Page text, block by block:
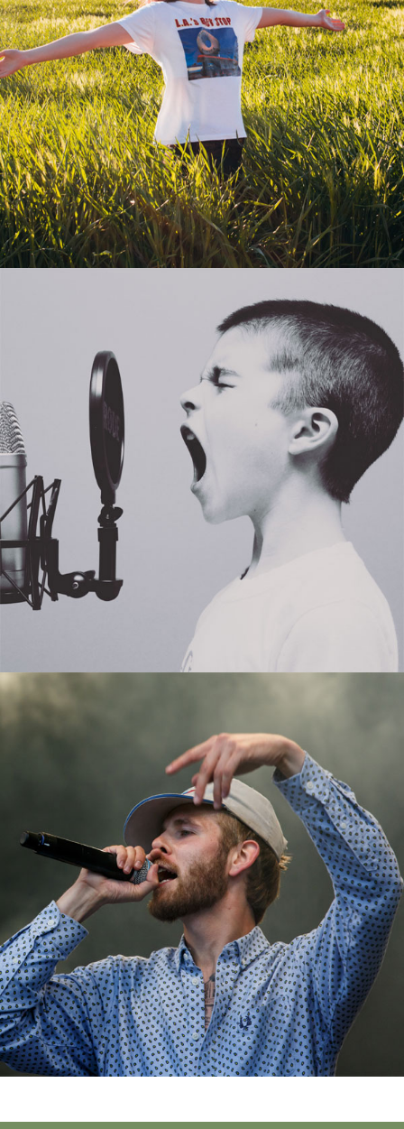
Atemtherapie
Heilsames Singen
Singtherapie